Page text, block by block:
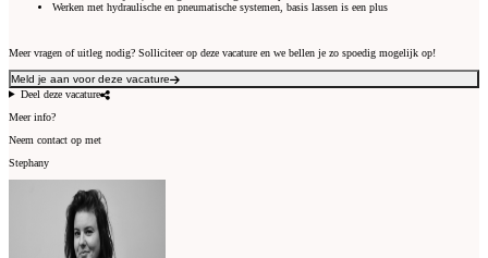
Werken met hydraulische en pneumatische systemen, basis lassen is een plus
Meer vragen of uitleg nodig? Solliciteer op deze vacature en we bellen je zo spoedig mogelijk op!
Meld je aan voor deze vacature
Deel deze vacature
Meer info?
Neem contact op met
Stephany